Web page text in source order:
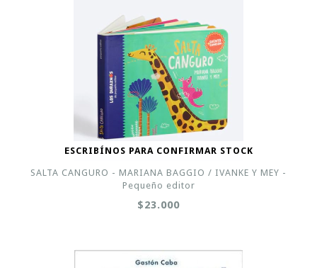
ESCRIBÍNOS PARA CONFIRMAR STOCK
SALTA CANGURO - MARIANA BAGGIO / IVANKE Y MEY -
Pequeño editor
$23.000